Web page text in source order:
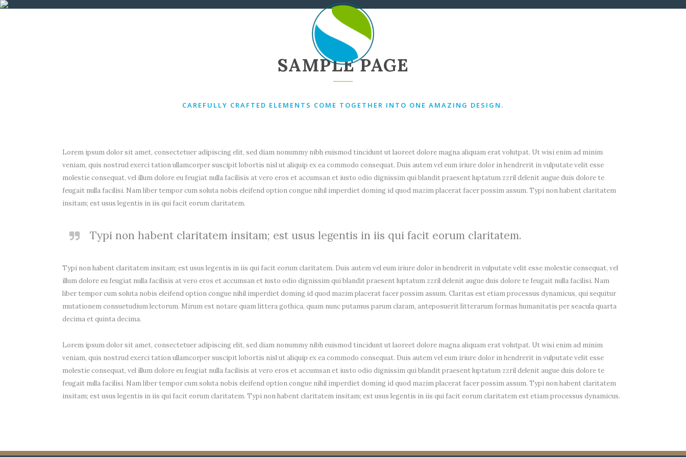
FULL WIDTH PAGE
SAMPLE PAGE
CAREFULLY CRAFTED ELEMENTS COME TOGETHER INTO ONE AMAZING DESIGN.
Lorem ipsum dolor sit amet, consectetuer adipiscing elit, sed diam nonummy nibh euismod tincidunt ut laoreet dolore magna aliquam erat volutpat. Ut wisi enim ad minim
veniam, quis nostrud exerci tation ullamcorper suscipit lobortis nisl ut aliquip ex ea commodo consequat. Duis autem vel eum iriure dolor in hendrerit in vulputate velit esse
molestie consequat, vel illum dolore eu feugiat nulla facilisis at vero eros et accumsan et iusto odio dignissim qui blandit praesent luptatum zzril delenit augue duis dolore te
feugait nulla facilisi. Nam liber tempor cum soluta nobis eleifend option congue nihil imperdiet doming id quod mazim placerat facer possim assum. Typi non habent claritatem
insitam; est usus legentis in iis qui facit eorum claritatem.
Typi non habent claritatem insitam; est usus legentis in iis qui facit eorum claritatem.
Typi non habent claritatem insitam; est usus legentis in iis qui facit eorum claritatem. Duis autem vel eum iriure dolor in hendrerit in vulputate velit esse molestie consequat, vel
illum dolore eu feugiat nulla facilisis at vero eros et accumsan et iusto odio dignissim qui blandit praesent luptatum zzril delenit augue duis dolore te feugait nulla facilisi. Nam
liber tempor cum soluta nobis eleifend option congue nihil imperdiet doming id quod mazim placerat facer possim assum. Claritas est etiam processus dynamicus, qui sequitur
mutationem consuetudium lectorum. Mirum est notare quam littera gothica, quam nunc putamus parum claram, anteposuerit litterarum formas humanitatis per seacula quarta
decima et quinta decima.
Lorem ipsum dolor sit amet, consectetuer adipiscing elit, sed diam nonummy nibh euismod tincidunt ut laoreet dolore magna aliquam erat volutpat. Ut wisi enim ad minim
veniam, quis nostrud exerci tation ullamcorper suscipit lobortis nisl ut aliquip ex ea commodo consequat. Duis autem vel eum iriure dolor in hendrerit in vulputate velit esse
molestie consequat, vel illum dolore eu feugiat nulla facilisis at vero eros et accumsan et iusto odio dignissim qui blandit praesent luptatum zzril delenit augue duis dolore te
feugait nulla facilisi. Nam liber tempor cum soluta nobis eleifend option congue nihil imperdiet doming id quod mazim placerat facer possim assum. Typi non habent claritatem
insitam; est usus legentis in iis qui facit eorum claritatem. Typi non habent claritatem insitam; est usus legentis in iis qui facit eorum claritatem est etiam processus dynamicus.